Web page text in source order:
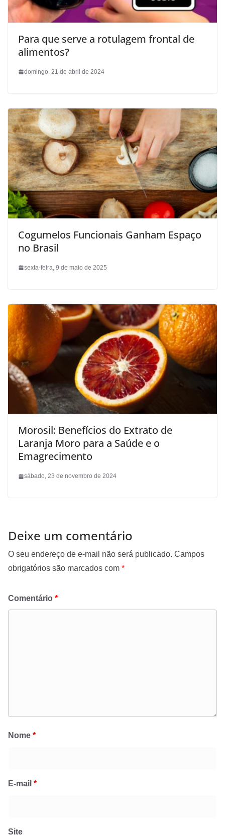
Para que serve a rotulagem frontal de
alimentos?
domingo, 21 de abril de 2024
Cogumelos Funcionais Ganham Espaço
no Brasil
sexta-feira, 9 de maio de 2025
Morosil: Benefícios do Extrato de
Laranja Moro para a Saúde e o
Emagrecimento
sábado, 23 de novembro de 2024
Deixe um comentário
O seu endereço de e-mail não será publicado. Campos
obrigatórios são marcados com *
Comentário *
Nome *
E-mail *
Site